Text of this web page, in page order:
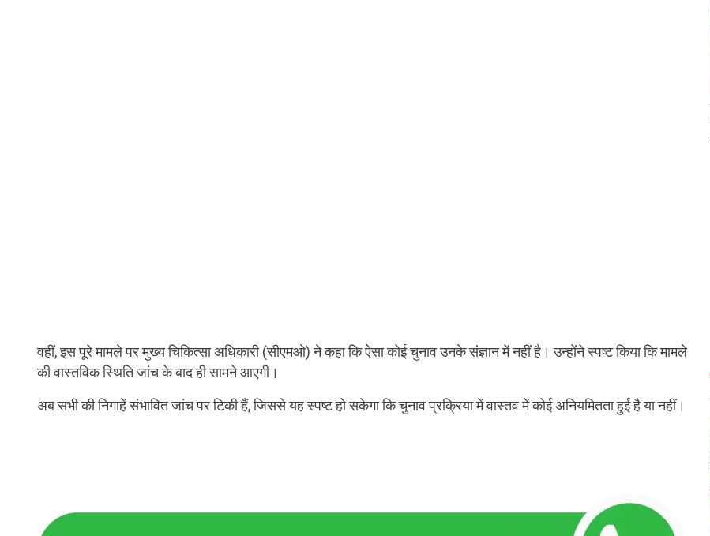
वहीं, इस पूरे मामले पर मुख्य चिकित्सा अधिकारी (सीएमओ) ने कहा कि ऐसा कोई चुनाव उनके संज्ञान में नहीं है। उन्होंने स्पष्ट किया कि मामले
की वास्तविक स्थिति जांच के बाद ही सामने आएगी।
अब सभी की निगाहें संभावित जांच पर टिकी हैं, जिससे यह स्पष्ट हो सकेगा कि चुनाव प्रक्रिया में वास्तव में कोई अनियमितता हुई है या नहीं।